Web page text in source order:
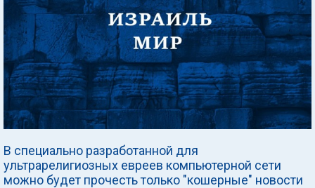
В специально разработанной для
ультрарелигиозных евреев компьютерной сети
можно будет прочесть только "кошерные" новости